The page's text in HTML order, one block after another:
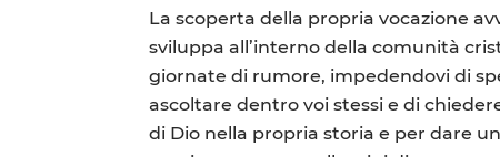
La scoperta della propria vocazione
sviluppa all’interno della comunità
giornate di rumore, impedendovi di
ascoltare dentro voi stessi e di
di Dio nella propria storia e per dare